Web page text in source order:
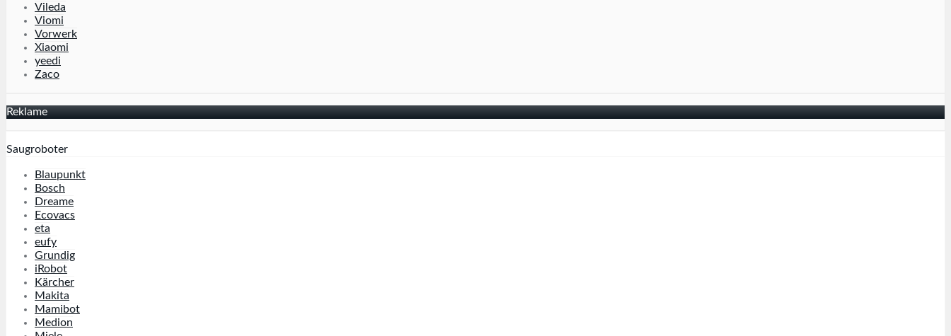
Vileda
Viomi
Vorwerk
Xiaomi
yeedi
Zaco
Reklame
Saugroboter
Blaupunkt
Bosch
Dreame
Ecovacs
eta
eufy
Grundig
iRobot
Kärcher
Makita
Mamibot
Medion